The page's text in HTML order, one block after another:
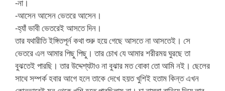
-না।
-আসেন আসেন ভেতরে আসেন।
-হ্যাঁ ভাবী ভেতরেই আসতে দিন।
তার যথারীতি ইঙ্গিতপূর্ন কথা শুরু হয়ে গেছে আসতে না আসতেই। সে
ভেতরে এল আমার পিছু পিছু। তার চোখ যে আমার শরীরময় ঘুরছে তা
বুঝতেই পারছি। তার উদ্দেশ্যটাও না বুঝার মত বোকা তো আমি নই। ছেলের
সাথে সম্পর্ক হবার আগে হলে তাকে দেখে হয়ত খুশিই হতাম কিন্ত এখন